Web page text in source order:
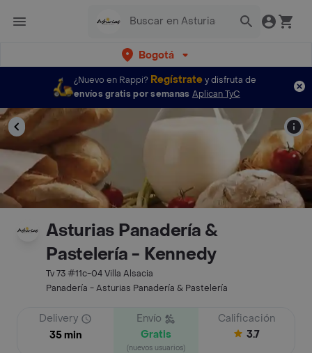
Bogotá
¿Nuevo en Rappi? Regístratey disfruta de
envíos gratis por semanas Aplican TyC
Asturias Panadería &
Pastelería - Kennedy
Tv 73 #11c-04 Villa Alsacia
Panadería - Asturias Panadería & Pastelería
Delivery
35 min
Envío
Gratis
(nuevos usuarios)
Calificación
3.7